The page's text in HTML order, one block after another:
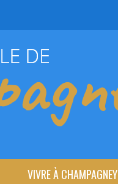
VIVRE À CHAMPAGNEY